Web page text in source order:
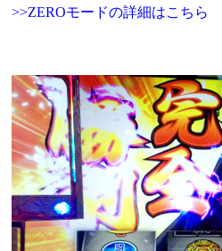
>>ZEROモードの詳細はこちら